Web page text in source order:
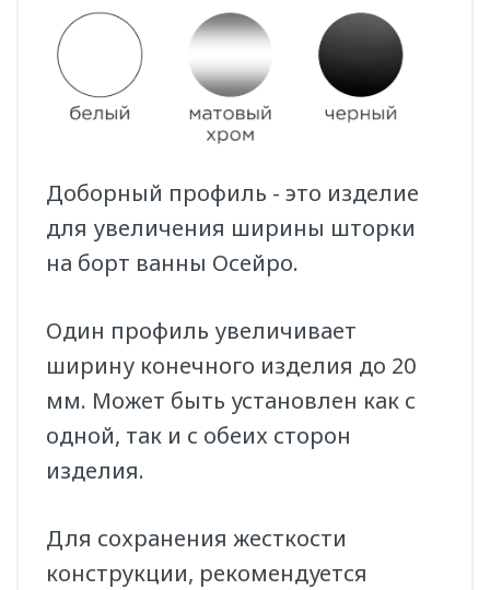
Доборный профиль - это изделие
для увеличения ширины шторки
на борт ванны Осейро.
Один профиль увеличивает
ширину конечного изделия до 20
мм. Может быть установлен как с
одной, так и с обеих сторон
изделия.
Для сохранения жесткости
конструкции, рекомендуется